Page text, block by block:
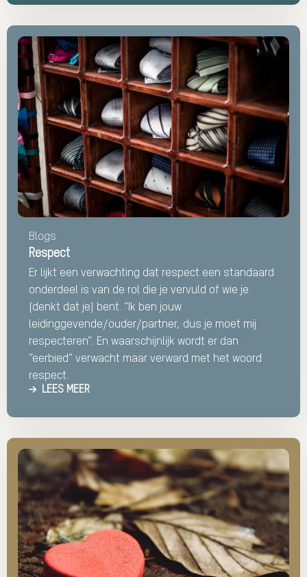
Blogs
Respect
Er lijkt een verwachting dat respect een standaard
onderdeel is van de rol die je vervuld of wie je
(denkt dat je) bent. “Ik ben jouw
leidinggevende/ouder/partner, dus je moet mij
respecteren”. En waarschijnlijk wordt er dan
“eerbied” verwacht maar verward met het woord
respect.
LEES MEER
Lees
meer
over
Respect
Lees
meer
over
Liefde